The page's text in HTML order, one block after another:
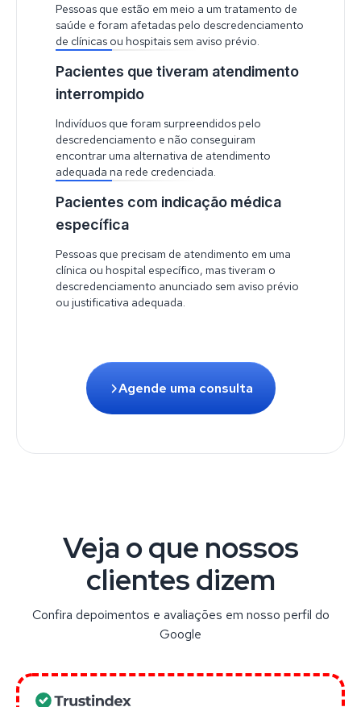
Pessoas que estão em meio a um tratamento de
saúde e foram afetadas pelo descredenciamento
de clínicas ou hospitais sem aviso prévio.
Pacientes que tiveram atendimento
interrompido
Indivíduos que foram surpreendidos pelo
descredenciamento e não conseguiram
encontrar uma alternativa de atendimento
adequada na rede credenciada.
Pacientes com indicação médica
específica
Pessoas que precisam de atendimento em uma
clínica ou hospital específico, mas tiveram o
descredenciamento anunciado sem aviso prévio
ou justificativa adequada.
Agende uma consulta
Veja o que nossos
clientes dizem
Confira depoimentos e avaliações em nosso perfil do
Google